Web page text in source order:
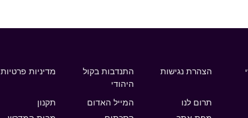
הצהרת נגישות
התנדבות בקול
היהודי
מדיניות פרטיות
תרום לנו
המייל האדום תקנון